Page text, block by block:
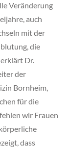
Veränderung
auch
mit der
die
Dr.
der
Bornheim,
für die
wir Frauen
dass